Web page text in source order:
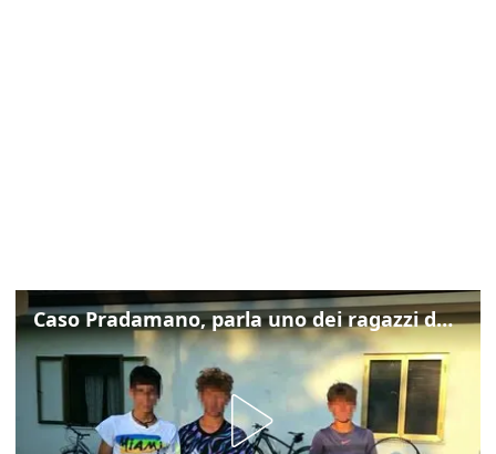
Caso Pradamano, parla uno dei ragazzi denunciati per la limonata: "Volevo anche aiutare i miei"